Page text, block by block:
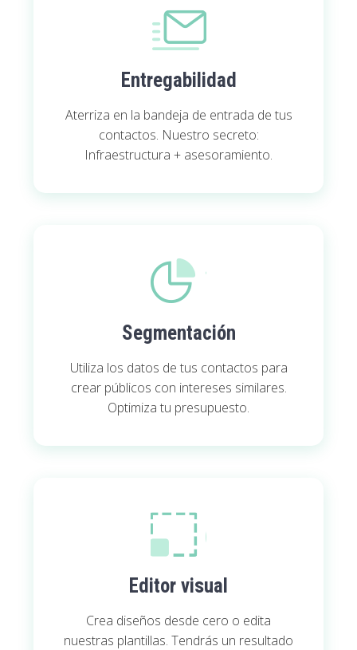
Entregabilidad
Aterriza en la bandeja de entrada de tus
contactos. Nuestro secreto:
Infraestructura + asesoramiento.
Segmentación
Utiliza los datos de tus contactos para
crear públicos con intereses similares.
Optimiza tu presupuesto.
Editor visual
Crea diseños desde cero o edita
nuestras plantillas. Tendrás un resultado